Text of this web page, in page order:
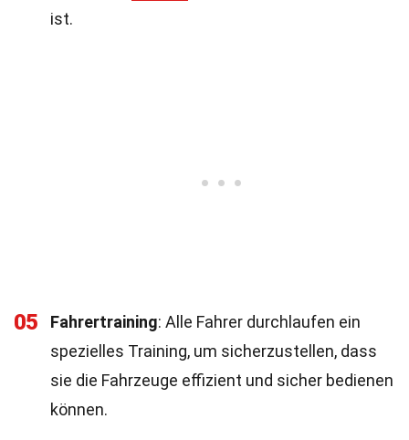
ist.
05 Fahrertraining: Alle Fahrer durchlaufen ein
spezielles Training, um sicherzustellen, dass
sie die Fahrzeuge effizient und sicher bedienen
können.